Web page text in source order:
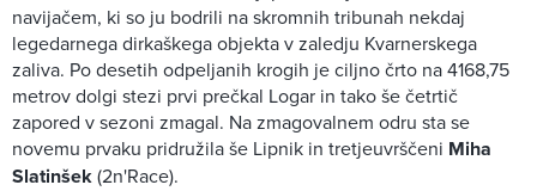
navijačem, ki so ju bodrili na skromnih tribunah nekdaj
legedarnega dirkaškega objekta v zaledju Kvarnerskega
zaliva. Po desetih odpeljanih krogih je ciljno črto na 4168,75
metrov dolgi stezi prvi prečkal Logar in tako še četrtič
zapored v sezoni zmagal. Na zmagovalnem odru sta se
novemu prvaku pridružila še Lipnik in tretjeuvrščeni Miha
Slatinšek(2n'Race).